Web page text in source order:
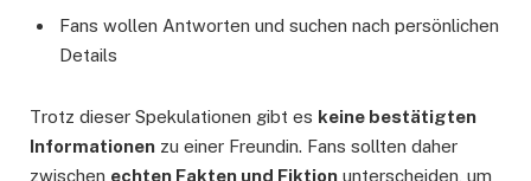
Fans wollen Antworten und suchen nach persönlichen
Details
Trotz dieser Spekulationen gibt es keine bestätigten
Informationen zu einer Freundin. Fans sollten daher
zwischen echten Fakten und Fiktion unterscheiden, um